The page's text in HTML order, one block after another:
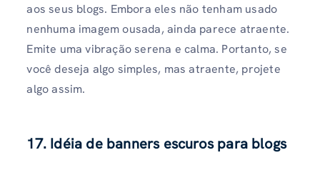
aos seus blogs. Embora eles não tenham usado
nenhuma imagem ousada, ainda parece atraente.
Emite uma vibração serena e calma. Portanto, se
você deseja algo simples, mas atraente, projete
algo assim.
17. Idéia de banners escuros para blogs